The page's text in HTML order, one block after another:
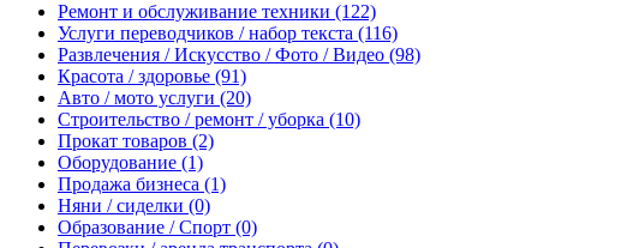
Ремонт и обслуживание техники (122)
Услуги переводчиков / набор текста (116)
Развлечения / Искусство / Фото / Видео (98)
Красота / здоровье (91)
Авто / мото услуги (20)
Строительство / ремонт / уборка (10)
Прокат товаров (2)
Оборудование (1)
Продажа бизнеса (1)
Няни / сиделки (0)
Образование / Спорт (0)